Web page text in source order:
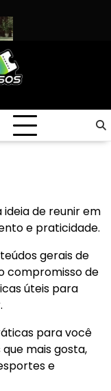
em cada 10 mortes
ideia de reunir em
e praticidade.
gerais de
compromisso de
úteis para
para você
mais gosta,
e